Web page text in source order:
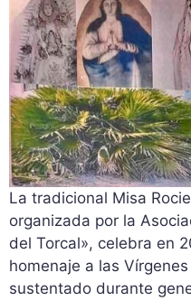
La tradicional Misa
organizada por la
del Torcal», celebra en
homenaje a las
sustentado durante